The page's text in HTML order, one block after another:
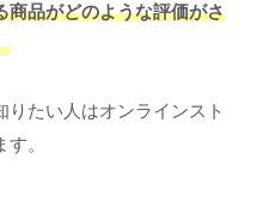
商品がどのような評価がさ
たい人はオンラインスト
。